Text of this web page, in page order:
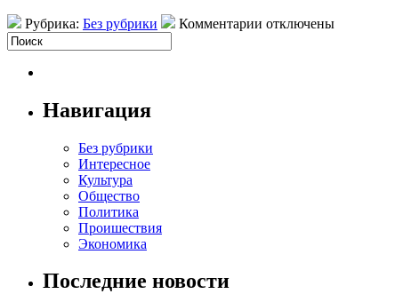
Рубрика: Без рубрики Комментарии отключены
Навигация
Без рубрики
Интересное
Культура
Общество
Политика
Проишествия
Экономика
Последние новости